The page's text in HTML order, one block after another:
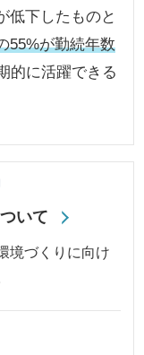
低下したものと
55%が勤続年数
的に活躍できる
いて
境づくりに向け